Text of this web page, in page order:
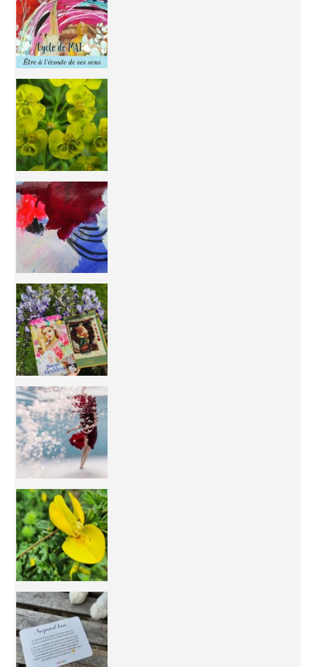
You're
50/50 OR 100/100 ? The day after Ascension, w